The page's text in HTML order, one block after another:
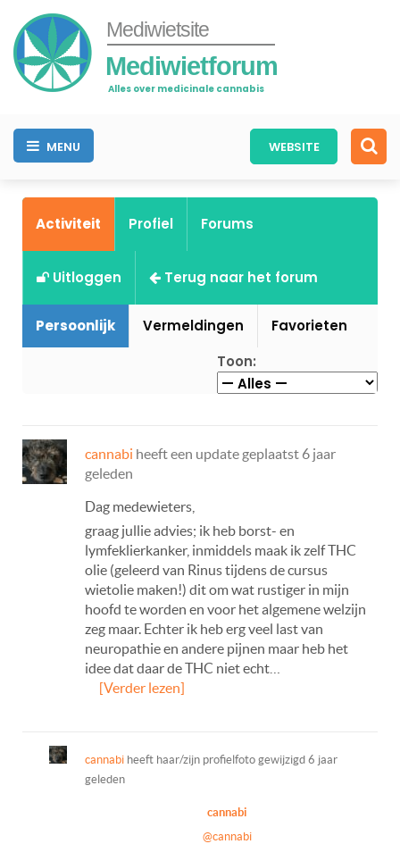
Mediwietsite
Mediwietforum
Alles over medicinale cannabis
MENU WEBSITE
Activiteit Profiel Forums
Uitloggen Terug naar het forum
Persoonlijk Vermeldingen
Favorieten
Toon:
cannabi heeft een update geplaatst 6 jaar
geleden
Dag medewieters,
graag jullie advies; ik heb borst- en
lymfeklierkanker, inmiddels maak ik zelf THC
olie (geleerd van Rinus tijdens de cursus
wietolie maken!) dit om wat rustiger in mijn
hoofd te worden en voor het algemene welzijn
zeg maar. Echter ik heb erg veel last van
neuropathie en andere pijnen maar heb het
idee dat daar de THC niet echt…
[Verder lezen]
cannabi heeft haar/zijn profielfoto gewijzigd 6 jaar
geleden
cannabi
@cannabi